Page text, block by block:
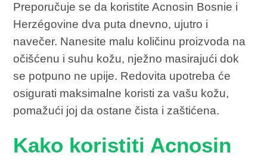
Preporučuje se da koristite Acnosin Bosnie i
Herzégovine dva puta dnevno, ujutro i
navečer. Nanesite malu količinu proizvoda na
očišćenu i suhu kožu, nježno masirajući dok
se potpuno ne upije. Redovita upotreba će
osigurati maksimalne koristi za vašu kožu,
pomažući joj da ostane čista i zaštićena.
Kako koristiti Acnosin